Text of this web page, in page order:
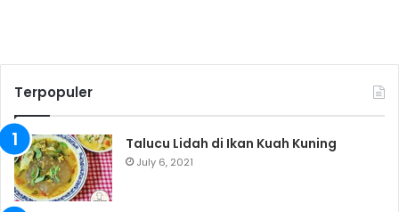
Terpopuler
Talucu Lidah di Ikan Kuah Kuning
July 6, 2021